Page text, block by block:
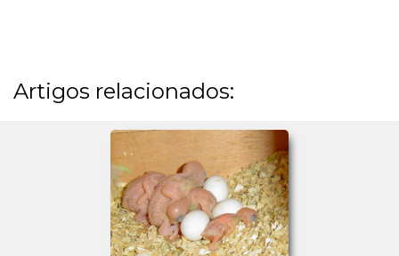
Artigos relacionados: